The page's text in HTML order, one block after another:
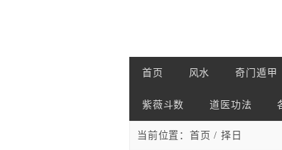
首页 风水 奇门遁甲
紫薇斗数 道医功法
当前位置： 首页 / 择日